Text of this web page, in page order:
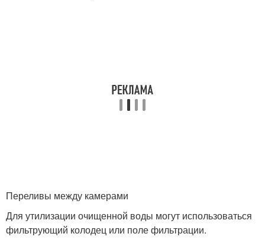
Переливы между камерами
Для утилизации очищенной воды могут использоваться
фильтрующий колодец или поле фильтрации.